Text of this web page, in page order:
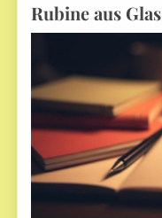
Rubine aus Glas